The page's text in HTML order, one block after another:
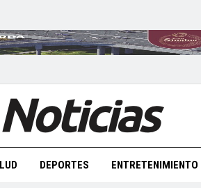
DEPORTES ENTRETENIMIENTO